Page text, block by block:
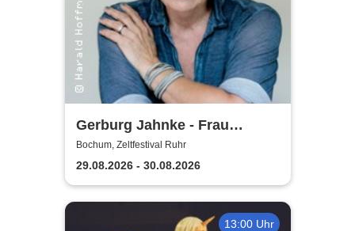
Gerburg Jahnke - Frau
Jahnke hat eingeladen
Bochum, Zeltfestival Ruhr
29.08.2026 - 30.08.2026
13:00 Uhr